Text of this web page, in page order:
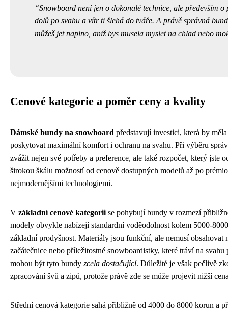
Snowboard není jen o dokonalé technice, ale především o
dolů po svahu a vítr ti šlehá do tváře. A právě správná
můžeš jet naplno, aniž bys musela myslet na chlad nebo
Cenové kategorie a poměr ceny a kvality
Dámské bundy na snowboard představují investici, která by
poskytovat maximální komfort i ochranu na svahu. Při výběru
zvážit nejen své potřeby a preference, ale také rozpočet, který jste
širokou škálu možností od cenově dostupných modelů až po
nejmodernějšími technologiemi.
V základní cenové kategorii se pohybují bundy v rozmezí
modely obvykle nabízejí standardní voděodolnost kolem 5000-
základní prodyšnost. Materiály jsou funkční, ale nemusí obsahovat
začátečnice nebo příležitostné snowboardistky, které tráví na
mohou být tyto bundy zcela dostačující. Důležité je však pečlivě
zpracování švů a zipů, protože právě zde se může projevit nižší
Střední cenová kategorie sahá přibližně od 4000 do 8000 korun a